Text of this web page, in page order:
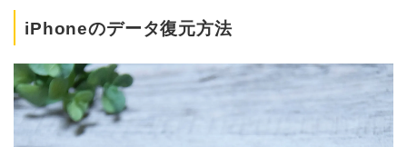
iPhoneのデータ復元方法